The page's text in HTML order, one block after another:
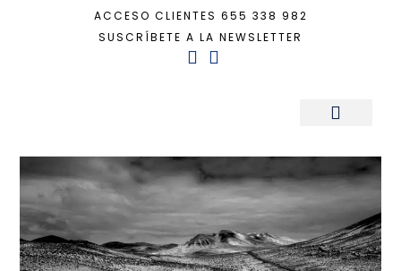
ACCESO CLIENTES 655 338 982
SUSCRÍBETE A LA NEWSLETTER